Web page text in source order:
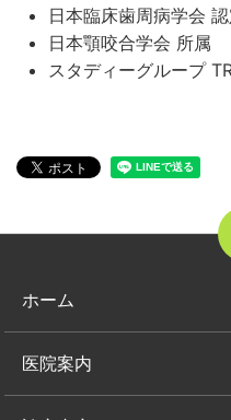
日本臨床歯周病学会
日本顎咬合学会 所属
スタディーグループ
ホーム
医院案内